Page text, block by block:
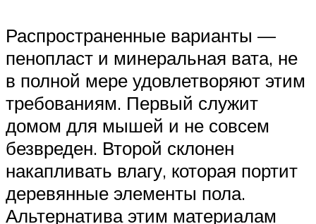
Распространенные варианты —
пенопласт и минеральная вата, не
в полной мере удовлетворяют этим
требованиям. Первый служит
домом для мышей и не совсем
безвреден. Второй склонен
накапливать влагу, которая портит
деревянные элементы пола.
Альтернатива этим материалам